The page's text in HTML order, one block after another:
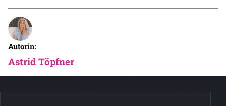
Autorin:
Astrid Töpfner